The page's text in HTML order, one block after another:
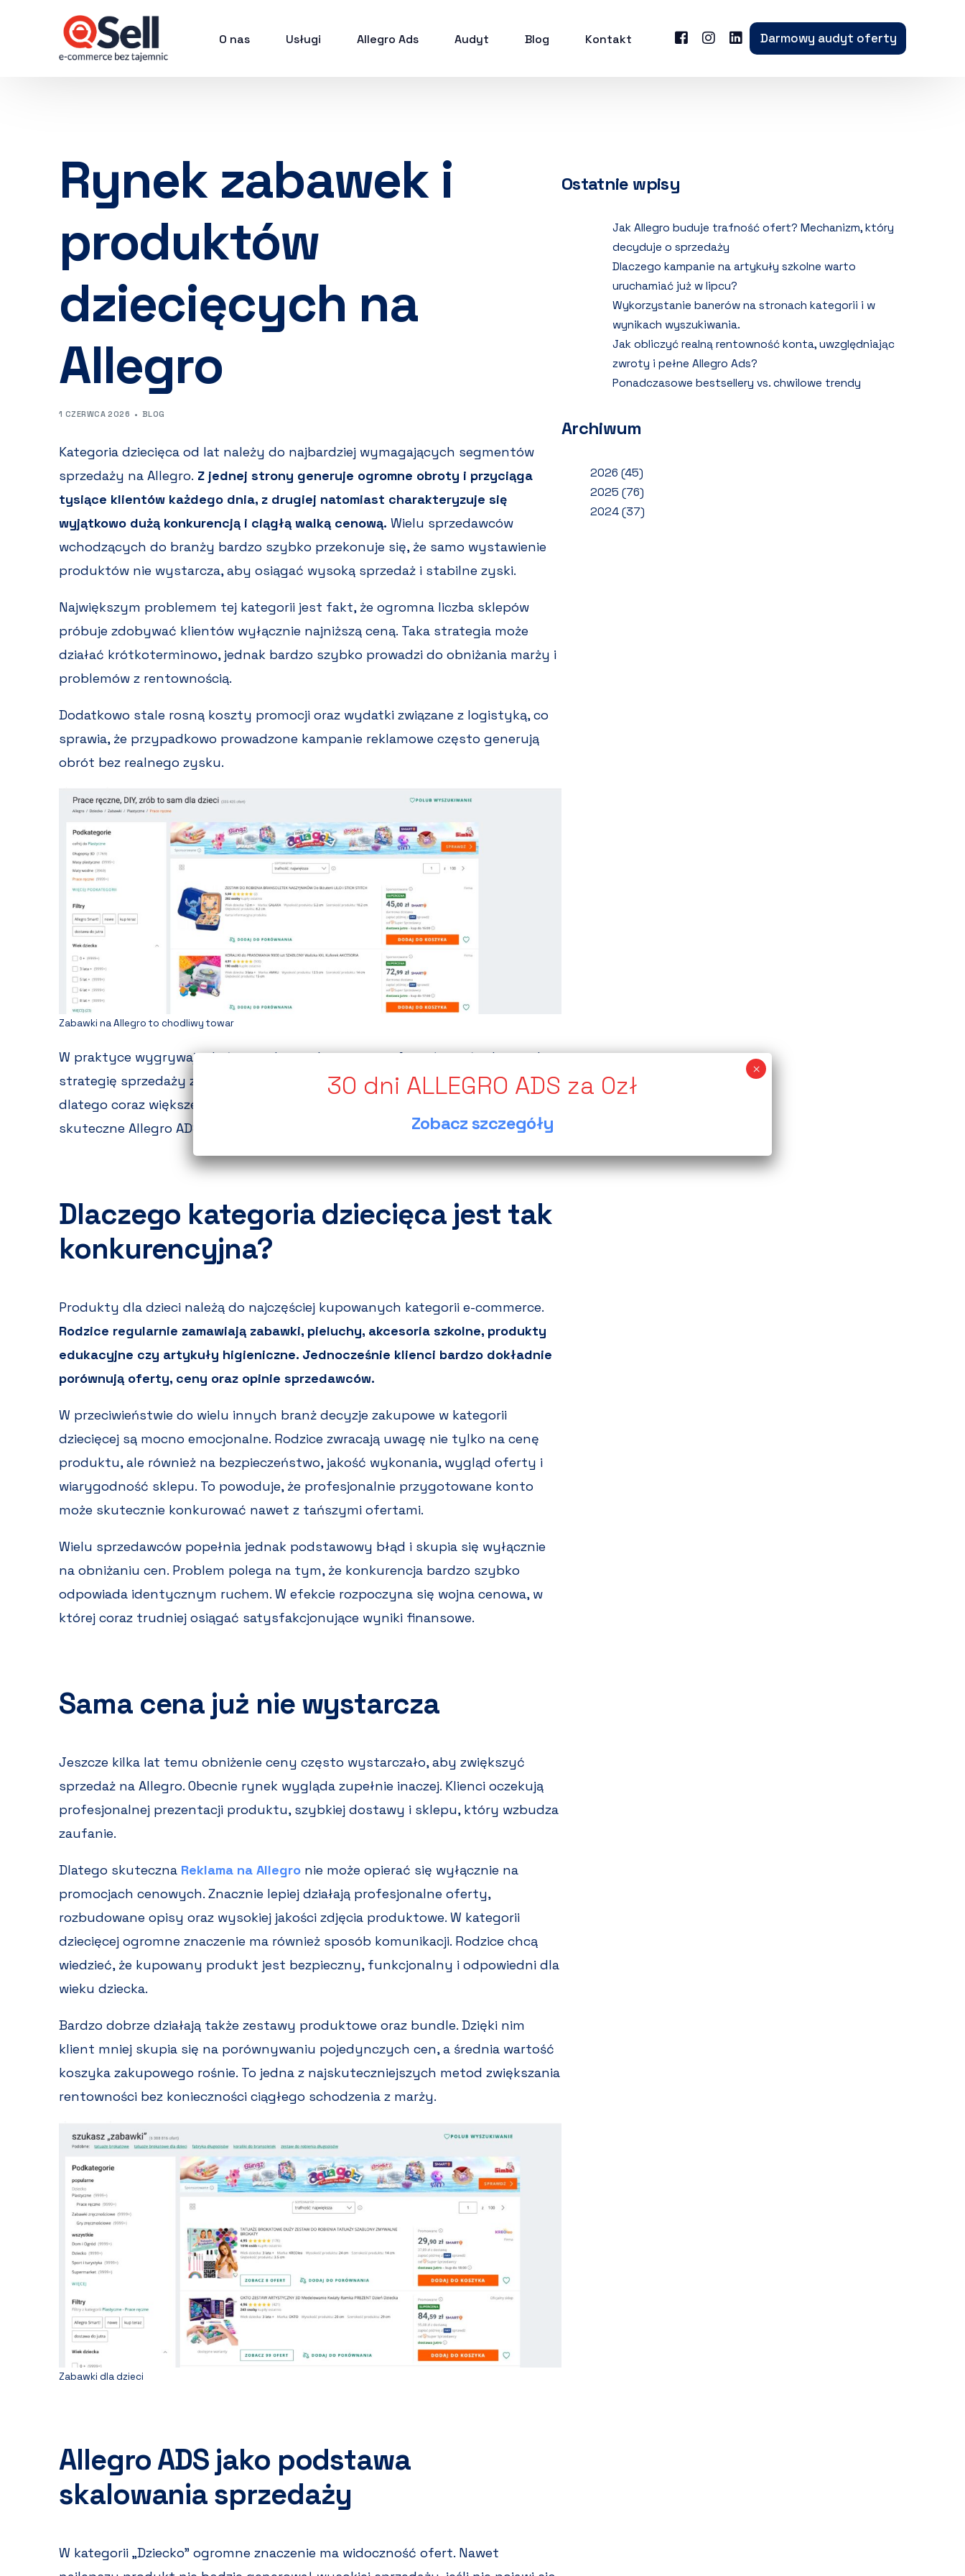
O nas Usługi Allegro Ads Audyt Blog Kontakt Darmowy audyt oferty
Rynek zabawek i
produktów
dziecięcych na
Allegro
1 CZERWCA 2026 BLOG
Kategoria dziecięca od lat należy do najbardziej wymagających segmentów
sprzedaży na Allegro. Z jednej strony generuje ogromne obroty i przyciąga
tysiące klientów każdego dnia, z drugiej natomiast charakteryzuje się
wyjątkowo dużą konkurencją i ciągłą walką cenową. Wielu sprzedawców
wchodzących do branży bardzo szybko przekonuje się, że samo wystawienie
produktów nie wystarcza, aby osiągać wysoką sprzedaż i stabilne zyski.
Największym problemem tej kategorii jest fakt, że ogromna liczba sklepów
próbuje zdobywać klientów wyłącznie najniższą ceną. Taka strategia może
działać krótkoterminowo, jednak bardzo szybko prowadzi do obniżania marży i
problemów z rentownością.
Dodatkowo stale rosną koszty promocji oraz wydatki związane z logistyką, co
sprawia, że przypadkowo prowadzone kampanie reklamowe często generują
obrót bez realnego zysku.
Zabawki na Allegro to chodliwy towar
W praktyce wygrywają dziś sprzedawcy, którzy potrafią połączyć odpowiednią
strategię sprzedaży z profesjonalnym marketingiem marketplace. To właśnie
dlatego coraz większe znaczenie mają dobrze prowadzone Kampanie Allegro,
skuteczne Allegro ADS oraz odpowiednio zaplanowana Reklama na Allegro.
Dlaczego kategoria dziecięca jest tak
konkurencyjna?
Produkty dla dzieci należą do najczęściej kupowanych kategorii e-commerce.
Rodzice regularnie zamawiają zabawki, pieluchy, akcesoria szkolne, produkty
edukacyjne czy artykuły higieniczne. Jednocześnie klienci bardzo dokładnie
porównują oferty, ceny oraz opinie sprzedawców.
W przeciwieństwie do wielu innych branż decyzje zakupowe w kategorii
dziecięcej są mocno emocjonalne. Rodzice zwracają uwagę nie tylko na cenę
produktu, ale również na bezpieczeństwo, jakość wykonania, wygląd oferty i
wiarygodność sklepu. To powoduje, że profesjonalnie przygotowane konto
może skutecznie konkurować nawet z tańszymi ofertami.
Wielu sprzedawców popełnia jednak podstawowy błąd i skupia się wyłącznie
na obniżaniu cen. Problem polega na tym, że konkurencja bardzo szybko
odpowiada identycznym ruchem. W efekcie rozpoczyna się wojna cenowa, w
której coraz trudniej osiągać satysfakcjonujące wyniki finansowe.
Sama cena już nie wystarcza
Jeszcze kilka lat temu obniżenie ceny często wystarczało, aby zwiększyć
sprzedaż na Allegro. Obecnie rynek wygląda zupełnie inaczej. Klienci oczekują
profesjonalnej prezentacji produktu, szybkiej dostawy i sklepu, który wzbudza
zaufanie.
Dlatego skuteczna Reklama na Allegro nie może opierać się wyłącznie na
promocjach cenowych. Znacznie lepiej działają profesjonalne oferty,
rozbudowane opisy oraz wysokiej jakości zdjęcia produktowe. W kategorii
dziecięcej ogromne znaczenie ma również sposób komunikacji. Rodzice chcą
wiedzieć, że kupowany produkt jest bezpieczny, funkcjonalny i odpowiedni dla
wieku dziecka.
Bardzo dobrze działają także zestawy produktowe oraz bundle. Dzięki nim
klient mniej skupia się na porównywaniu pojedynczych cen, a średnia wartość
koszyka zakupowego rośnie. To jedna z najskuteczniejszych metod zwiększania
rentowności bez konieczności ciągłego schodzenia z marży.
Zabawki dla dzieci
Allegro ADS jako podstawa
skalowania sprzedaży
W kategorii „Dziecko” ogromne znaczenie ma widoczność ofert. Nawet
Ostatnie wpisy
Jak Allegro buduje trafność ofert? Mechanizm, który
decyduje o sprzedaży
Dlaczego kampanie na artykuły szkolne warto
uruchamiać już w lipcu?
Wykorzystanie banerów na stronach kategorii i w
wynikach wyszukiwania.
Jak obliczyć realną rentowność konta, uwzględniając
zwroty i pełne Allegro Ads?
Ponadczasowe bestsellery vs. chwilowe trendy
Archiwum
2026 (45)
2025 (76)
2024 (37)
Zobacz szczegóły